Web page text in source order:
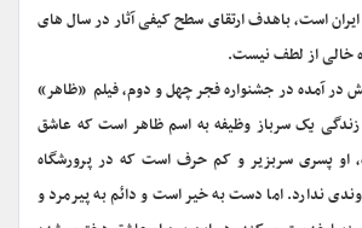
است، باهدف ارتقای سطح کیفی آثار در سال های
خالی از لطف نیست.
در آمده در جشنواره فجر چهل و دوم، فیلم «ظاهر»
زندگی یک سرباز وظیفه به اسم ظاهر است که عاشق
او پسری سربزیر و کم حرف است که در پرورشگاه
ندارد. اما دست به خیر است و دائم به پیرمرد و